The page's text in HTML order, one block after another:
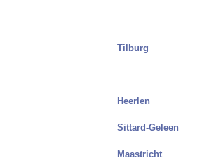
Tilburg
Heerlen
Sittard-Geleen
Maastricht